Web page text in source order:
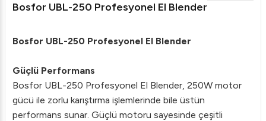
Bosfor UBL-250 Profesyonel El Blender
Bosfor UBL-250 Profesyonel El Blender
Güçlü Performans
Bosfor UBL-250 Profesyonel El Blender, 250W motor
gücü ile zorlu karıştırma işlemlerinde bile üstün
performans sunar. Güçlü motoru sayesinde çeşitli